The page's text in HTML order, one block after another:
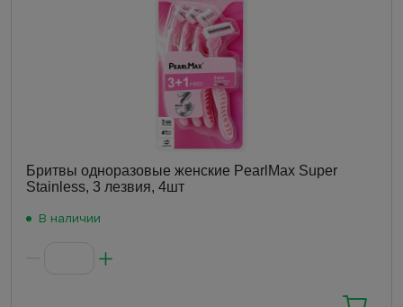
Бритвы одноразовые женские PearlMax Super
Stainless, 3 лезвия, 4шт
В наличии